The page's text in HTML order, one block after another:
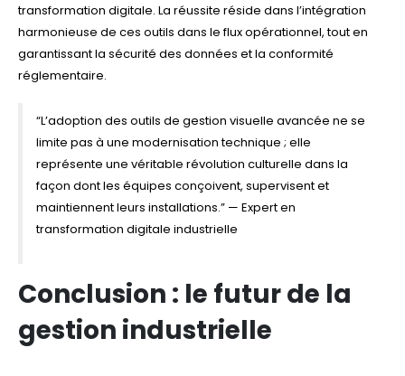
transformation digitale. La réussite réside dans l’intégration
harmonieuse de ces outils dans le flux opérationnel, tout en
garantissant la sécurité des données et la conformité
réglementaire.
“L’adoption des outils de gestion visuelle avancée ne se
limite pas à une modernisation technique ; elle
représente une véritable révolution culturelle dans la
façon dont les équipes conçoivent, supervisent et
maintiennent leurs installations.” — Expert en
transformation digitale industrielle
Conclusion : le futur de la
gestion industrielle